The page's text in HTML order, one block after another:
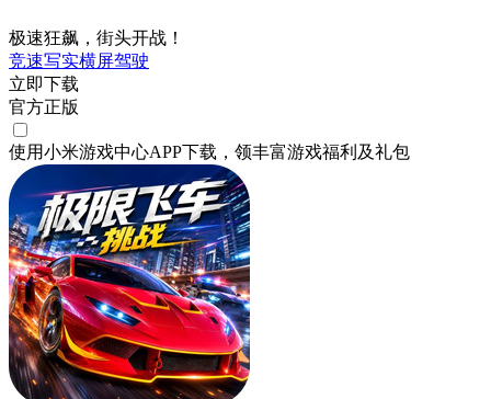
极速狂飙，街头开战！
竞速写实横屏驾驶
立即下载
官方正版
使用小米游戏中心APP下载 ，领丰富游戏福利 及礼包